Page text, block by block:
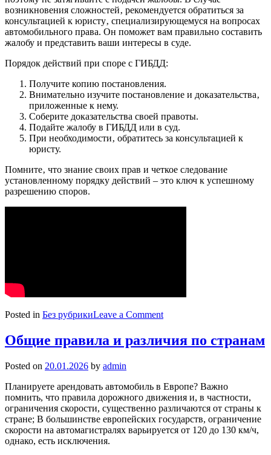
возникновения сложностей‚ рекомендуется обратиться за
консультацией к юристу‚ специализирующемуся на вопросах
автомобильного права. Он поможет вам правильно составить
жалобу и представить ваши интересы в суде.
Порядок действий при споре с ГИБДД:
Получите копию постановления.
Внимательно изучите постановление и доказательства‚
приложенные к нему.
Соберите доказательства своей правоты.
Подайте жалобу в ГИБДД или в суд.
При необходимости‚ обратитесь за консультацией к
юристу.
Помните‚ что знание своих прав и четкое следование
установленному порядку действий – это ключ к успешному
разрешению споров.
Posted in Без рубрикиLeave a Commenton
аренде
нарушений
Общие правила и различия по странам
Posted on 20.01.2026 by admin
Планируете арендовать автомобиль в Европе? Важно
помнить, что правила дорожного движения и, в частности,
ограничения скорости, существенно различаются от страны к
стране; В большинстве европейских государств, ограничение
скорости на автомагистралях варьируется от 120 до 130 км/ч,
однако, есть исключения.